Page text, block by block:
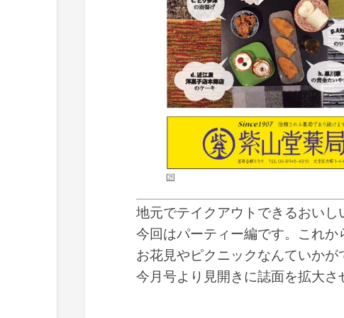
地元でテイクアウトできるおいし
今回はパーティー編です。これ
お花見やピクニックなんていかが
今月号より見開きに誌面を拡大さ